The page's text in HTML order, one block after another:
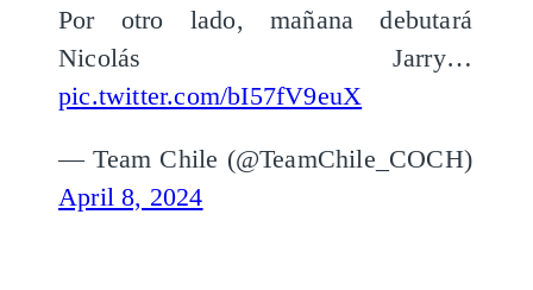
Por otro lado, mañana debutará
Nicolás Jarry…
pic.twitter.com/bI57fV9euX
— Team Chile (@TeamChile_COCH)
April 8, 2024